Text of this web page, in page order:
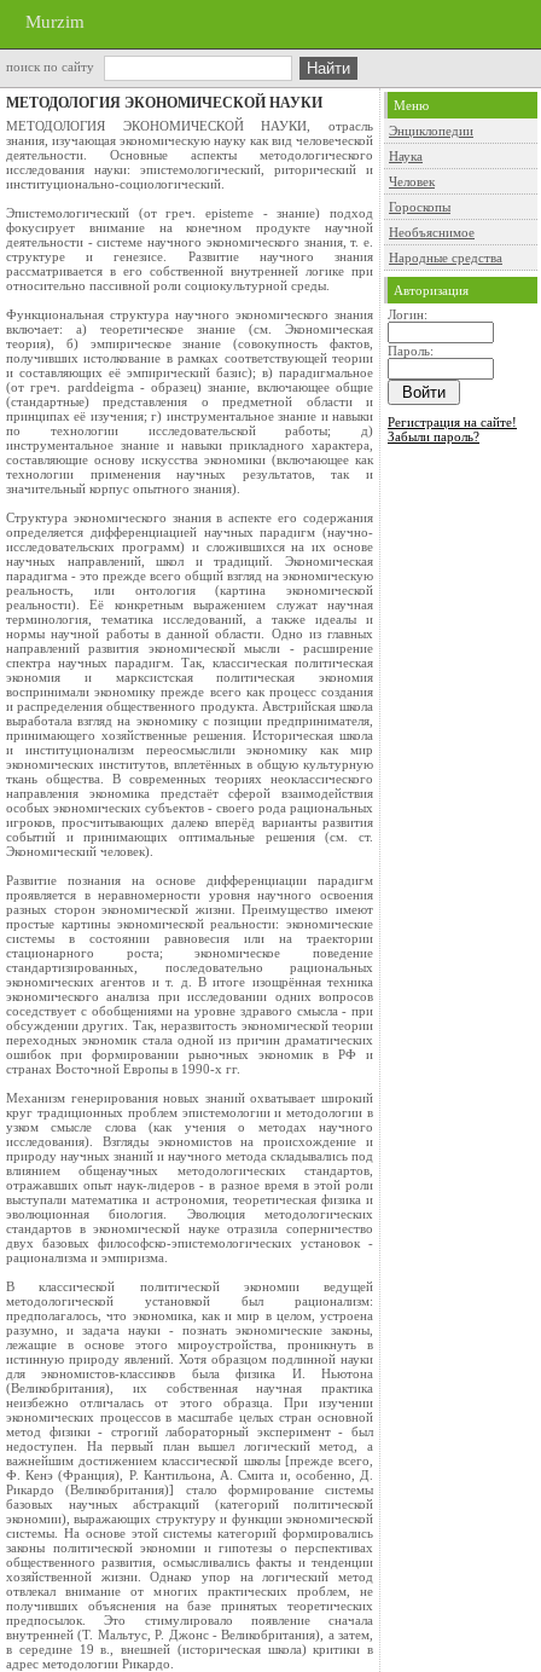
Murzim
поиск по сайту
МЕТОДОЛОГИЯ ЭКОНОМИЧЕСКОЙ НАУКИ
МЕТОДОЛОГИЯ ЭКОНОМИЧЕСКОЙ НАУКИ, отрасль
знания, изучающая экономическую науку как вид человеческой
деятельности. Основные аспекты методологического
исследования науки: эпистемологический, риторический и
институционально-социологический.
Эпистемологический (от греч. episteme - знание) подход
фокусирует внимание на конечном продукте научной
деятельности - системе научного экономического знания, т. е.
структуре и генезисе. Развитие научного знания
рассматривается в его собственной внутренней логике при
относительно пассивной роли социокультурной среды.
Функциональная структура научного экономического знания
включает: а) теоретическое знание (см. Экономическая
теория), б) эмпирическое знание (совокупность фактов,
получивших истолкование в рамках соответствующей теории
и составляющих её эмпирический базис); в) парадигмальное
(от греч. parddeigma - образец) знание, включающее общие
(стандартные) представления о предметной области и
принципах её изучения; г) инструментальное знание и навыки
по технологии исследовательской работы; д)
инструментальное знание и навыки прикладного характера,
составляющие основу искусства экономики (включающее как
технологии применения научных результатов, так и
значительный корпус опытного знания).
Структура экономического знания в аспекте его содержания
определяется дифференциацией научных парадигм (научно-
исследовательских программ) и сложившихся на их основе
научных направлений, школ и традиций. Экономическая
парадигма - это прежде всего общий взгляд на экономическую
реальность, или онтология (картина экономической
реальности). Её конкретным выражением служат научная
терминология, тематика исследований, а также идеалы и
нормы научной работы в данной области. Одно из главных
направлений развития экономической мысли - расширение
спектра научных парадигм. Так, классическая политическая
экономия и марксистская политическая экономия
воспринимали экономику прежде всего как процесс создания
и распределения общественного продукта. Австрийская школа
выработала взгляд на экономику с позиции предпринимателя,
принимающего хозяйственные решения. Историческая школа
и институционализм переосмыслили экономику как мир
экономических институтов, вплетённых в общую культурную
ткань общества. В современных теориях неоклассического
направления экономика предстаёт сферой взаимодействия
особых экономических субъектов - своего рода рациональных
игроков, просчитывающих далеко вперёд варианты развития
событий и принимающих оптимальные решения (см. ст.
Экономический человек).
Развитие познания на основе дифференциации парадигм
проявляется в неравномерности уровня научного освоения
разных сторон экономической жизни. Преимущество имеют
простые картины экономической реальности: экономические
системы в состоянии равновесия или на траектории
стационарного роста; экономическое поведение
стандартизированных, последовательно рациональных
экономических агентов и т. д. В итоге изощрённая техника
экономического анализа при исследовании одних вопросов
соседствует с обобщениями на уровне здравого смысла - при
обсуждении других. Так, неразвитость экономической теории
переходных экономик стала одной из причин драматических
ошибок при формировании рыночных экономик в РФ и
странах Восточной Европы в 1990-х гг.
Механизм генерирования новых знаний охватывает широкий
круг традиционных проблем эпистемологии и методологии в
узком смысле слова (как учения о методах научного
исследования). Взгляды экономистов на происхождение и
природу научных знаний и научного метода складывались под
влиянием общенаучных методологических стандартов,
отражавших опыт наук-лидеров - в разное время в этой роли
выступали математика и астрономия, теоретическая физика и
эволюционная биология. Эволюция методологических
стандартов в экономической науке отразила соперничество
двух базовых философско-эпистемологических установок -
рационализма и эмпиризма.
В классической политической экономии ведущей
методологической установкой был рационализм:
предполагалось, что экономика, как и мир в целом, устроена
разумно, и задача науки - познать экономические законы,
лежащие в основе этого мироустройства, проникнуть в
истинную природу явлений. Хотя образцом подлинной науки
для экономистов-классиков была физика И. Ньютона
(Великобритания), их собственная научная практика
неизбежно отличалась от этого образца. При изучении
экономических процессов в масштабе целых стран основной
метод физики - строгий лабораторный эксперимент - был
недоступен. На первый план вышел логический метод, а
важнейшим достижением классической школы [прежде всего,
Ф. Кенэ (Франция), Р. Кантильона, А. Смита и, особенно, Д.
Рикардо (Великобритания)] стало формирование системы
базовых научных абстракций (категорий политической
экономии), выражающих структуру и функции экономической
системы. На основе этой системы категорий формировались
законы политической экономии и гипотезы о перспективах
общественного развития, осмысливались факты и тенденции
хозяйственной жизни. Однако упор на логический метод
отвлекал внимание от многих практических проблем, не
получивших объяснения на базе принятых теоретических
предпосылок. Это стимулировало появление сначала
внутренней (Т. Мальтус, Р. Джонс - Великобритания), а затем,
в середине 19 в., внешней (историческая школа) критики в
адрес методологии Рикардо.
Меню
Энциклопедии
Наука
Человек
Гороскопы
Необъяснимое
Народные средства
Авторизация
Логин:
Пароль:
Регистрация на сайте!
Забыли пароль?